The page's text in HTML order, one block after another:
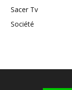
Sacer Tv
Société